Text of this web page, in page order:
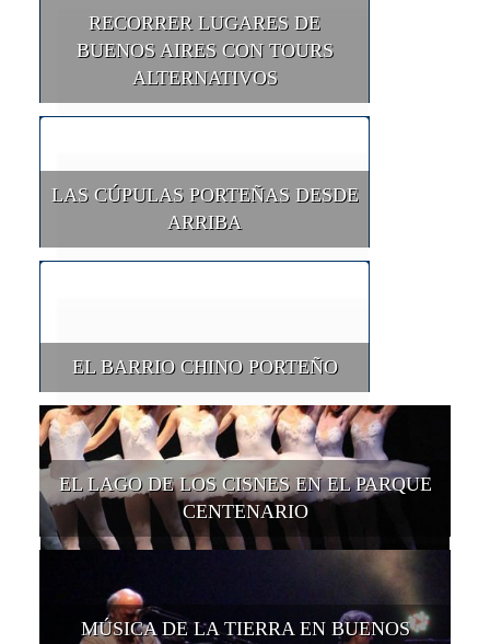
RECORRER LUGARES DE
BUENOS AIRES CON TOURS
ALTERNATIVOS
LAS CÚPULAS PORTEÑAS DESDE
ARRIBA
EL BARRIO CHINO PORTEÑO
EL LAGO DE LOS CISNES EN EL PARQUE
CENTENARIO
MÚSICA DE LA TIERRA EN BUENOS